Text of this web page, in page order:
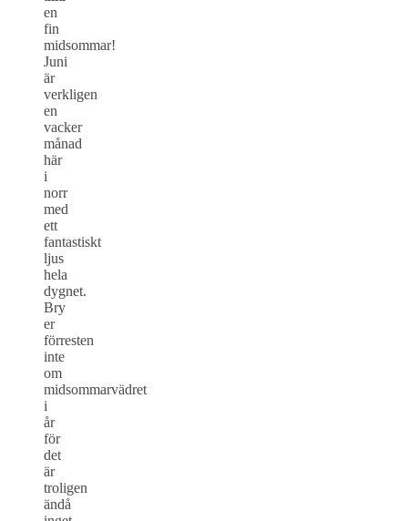
en
fin
midsommar!
Juni
är
verkligen
en
vacker
månad
här
i
norr
med
ett
fantastiskt
ljus
hela
dygnet.
Bry
er
förresten
inte
om
midsommarvädret
i
år
för
det
är
troligen
ändå